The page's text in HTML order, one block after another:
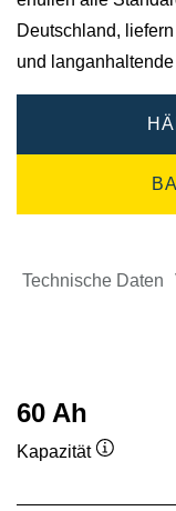
Deutschland,
und
Technische Daten
60 Ah
Kapazität